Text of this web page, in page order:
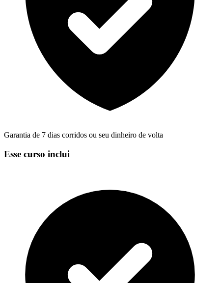
Garantia de 7 dias corridos ou seu dinheiro de volta
Esse curso inclui